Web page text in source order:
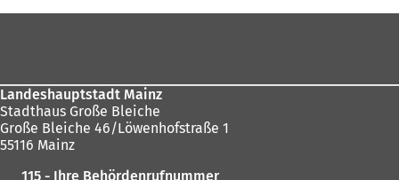
Landeshauptstadt Mainz
Stadthaus Große Bleiche
Große Bleiche 46/Löwenhofstraße 1
55116 Mainz
115 - Ihre Behördenrufnummer